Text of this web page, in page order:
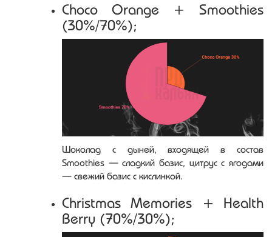
Choco Orange + Smoothies
(30%/70%);
Шоколад с дыней, входящей в состав
Smoothies — сладкий базис, цитрус с ягодами
— свежий базис с кислинкой.
Christmas Memories + Health
Berry (70%/30%);